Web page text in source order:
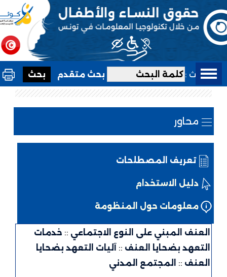
بحث : بحث متقدم
محاور
تعريف المصطلحات
دليل الاستخدام
معلومات حول المنظومة
العنف المبني على النوع الاجتماعي :: خدمات
التعهد بضحايا العنف :: آليات التعهد بضحايا
العنف :: المجتمع المدني